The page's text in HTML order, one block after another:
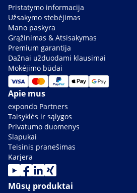
Pristatymo informacija
Užsakymo stebėjimas
Mano paskyra
Grąžinimas & Atsisakymas
Premium garantija
Dažnai užduodami klausimai
Mokėjimo būdai
Apie mus
expondo Partners
Taisyklės ir sąlygos
Privatumo duomenys
Slapukai
Teisinis pranešimas
Karjera
Mūsų produktai